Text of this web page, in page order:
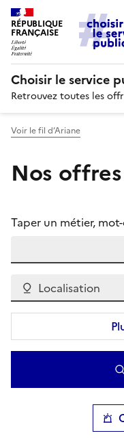
RÉPUBLIQUE
FRANÇAISE
Choisir le service
Retrouvez toutes les
Voir le fil d’Ariane
Nos offres
Taper un métier,
Localisation